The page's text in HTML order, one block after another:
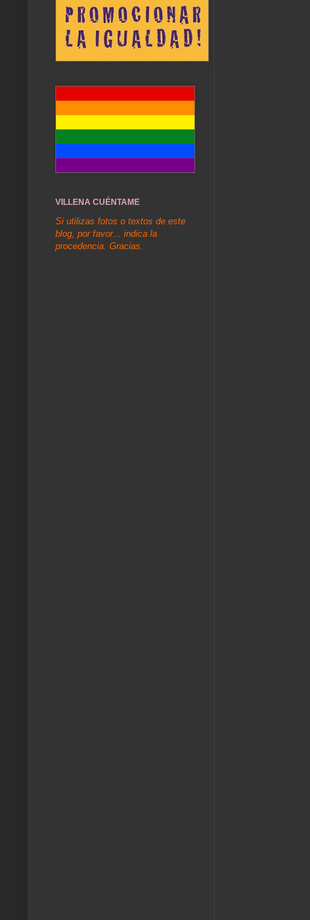
VILLENA CUÉNTAME
Si utilizas fotos o textos de este
blog, por favor... indica la
procedencia. Gracias.